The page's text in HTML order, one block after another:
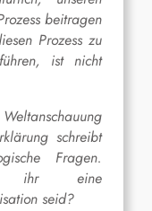
beitragen
Prozess zu
ist nicht
schreibt
Fragen.
ihr eine
seid?